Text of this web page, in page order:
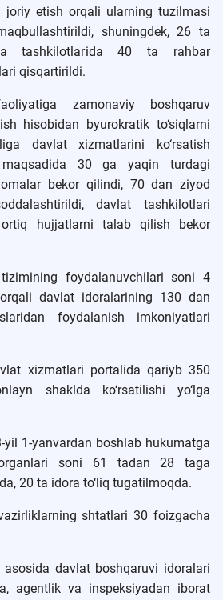
joriy etish orqali ularning tuzilmasi
shuningdek, 26 ta
tashkilotlarida 40 ta rahbar
qisqartirildi.
zamonaviy boshqaruv
hisobidan byurokratik to‘siqlarni
davlat xizmatlarini ko‘rsatish
30 ga yaqin turdagi
bekor qilindi, 70 dan ziyod
davlat tashkilotlari
hujjatlarni talab qilish bekor
foydalanuvchilari soni 4
davlat idoralarining 130 dan
foydalanish imkoniyatlari
xizmatlari portalida qariyb 350
shaklda ko‘rsatilishi yo‘lga
yil 1-yanvardan boshlab hukumatga
organlari soni 61 tadan 28 taga
20 ta idora to‘liq tugatilmoqda.
shtatlari 30 foizgacha
asosida davlat boshqaruvi idoralari
agentlik va inspeksiyadan iborat